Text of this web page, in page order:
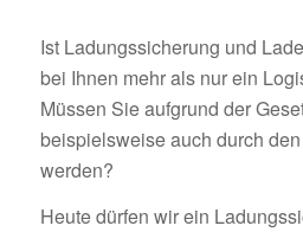
Ist Ladungssicherung und
bei Ihnen mehr als nur ein
Müssen Sie aufgrund der
beispielsweise auch durch
werden?
Heute dürfen wir ein